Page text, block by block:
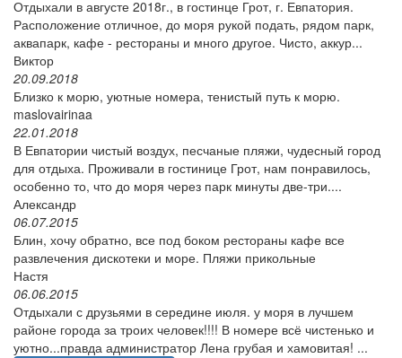
Отдыхали в августе 2018г., в гостинце Грот, г. Евпатория.
Расположение отличное, до моря рукой подать, рядом парк,
аквапарк, кафе - рестораны и много другое. Чисто, аккур...
Виктор
20.09.2018
Близко к морю, уютные номера, тенистый путь к морю.
maslovairinaa
22.01.2018
В Евпатории чистый воздух, песчаные пляжи, чудесный город
для отдыха. Проживали в гостинице Грот, нам понравилось,
особенно то, что до моря через парк минуты две-три....
Александр
06.07.2015
Блин, хочу обратно, все под боком рестораны кафе все
развлечения дискотеки и море. Пляжи прикольные
Настя
06.06.2015
Отдыхали с друзьями в середине июля. у моря в лучшем
районе города за троих человек!!!! В номере всё чистенько и
уютно...правда администратор Лена грубая и хамовитая! ...